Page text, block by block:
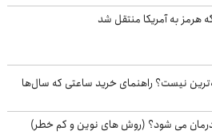
هرمز به آمریکا منتقل شد
نیست؟ راهنمای خرید ساعتی که سال‌ها
می شود؟ (روش های نوین و کم خطر)